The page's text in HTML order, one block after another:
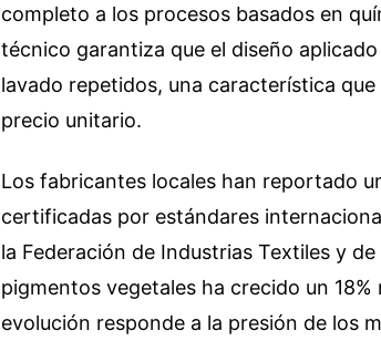
completo a los procesos basados en
técnico garantiza que el diseño
lavado repetidos, una característica
precio unitario.
Los fabricantes locales han reportado
certificadas por estándares
la Federación de Industrias Textiles y
pigmentos vegetales ha crecido un
evolución responde a la presión de los